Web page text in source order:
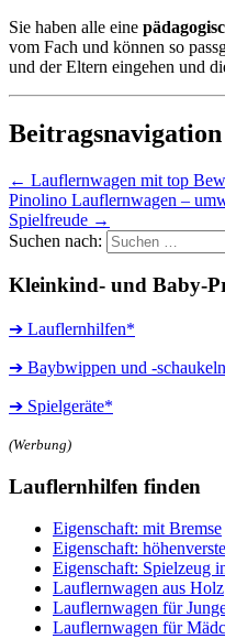
Sie haben alle eine
vom Fach und können so
und der Eltern eingehen und
Beitragsnavigation
← Lauflernwagen mit top
Pinolino Lauflernwagen –
Spielfreude →
Suchen nach:
Kleinkind- und Baby-
➔ Lauflernhilfen*
➔ Baybwippen und -
➔ Spielgeräte*
(Werbung)
Lauflernhilfen finden
Eigenschaft: mit Bremse
Eigenschaft:
Eigenschaft: Spielzeug
Lauflernwagen aus Holz
Lauflernwagen für
Lauflernwagen für